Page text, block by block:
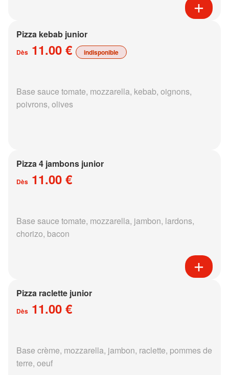
Pizza kebab junior
Dès 11.00 € indisponible
Base sauce tomate, mozzarella, kebab, oignons,
poivrons, olives
Pizza 4 jambons junior
Dès 11.00 €
Base sauce tomate, mozzarella, jambon, lardons,
chorizo, bacon
Pizza raclette junior
Dès 11.00 €
Base crème, mozzarella, jambon, raclette, pommes de
terre, oeuf